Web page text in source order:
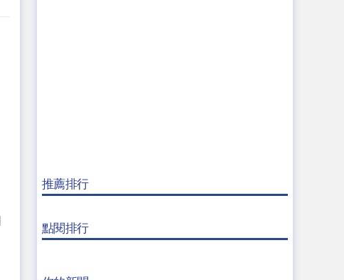
推薦排行
點閱排行